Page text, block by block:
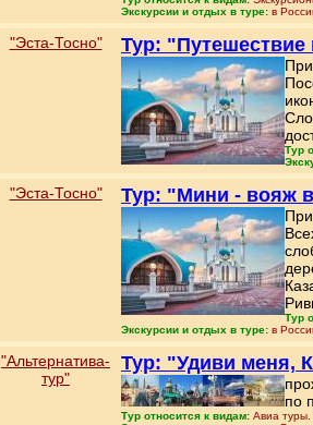
Экскурсии и отдых в туре: в
"Эста-Тосно" Тур: "Путешествие
Тур
"Эста-Тосно" Тур: "Мини - вояж
Тур
Экскурсии и отдых в туре: в
"Альтернатива-
тур"
Тур: "Удиви меня,
по
Тур относится к видам: Авиа туры.